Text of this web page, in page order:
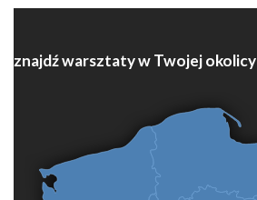
znajdź warsztaty w Twojej okolicy